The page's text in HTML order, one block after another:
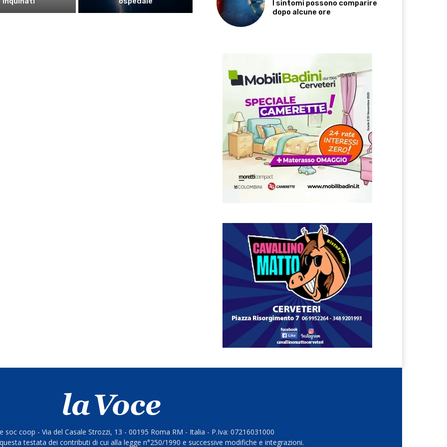
I sintomi possono comparire
dopo alcune ore
soc coop - Via del Casale Strozzi, 13 - 00195 Roma RM - Italia - P.Iva: 07216031000
testata dei contributi di cui alla legge n°250/1990 e successive modifiche e integrazioni.